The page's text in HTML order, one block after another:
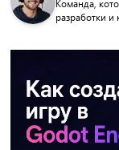
Команда,
разработки и